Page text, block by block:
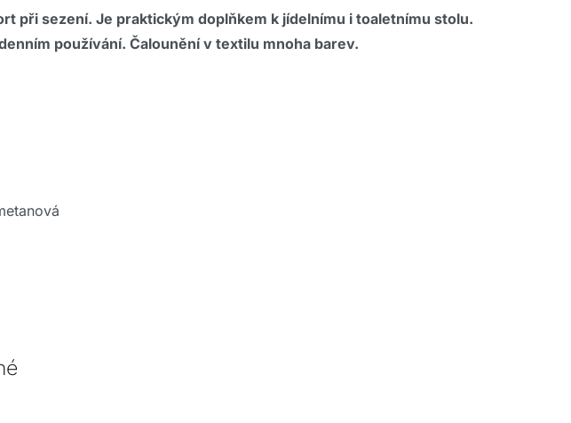
při sezení. Je praktickým doplňkem k jídelnímu i toaletnímu stolu.
používání. Čalounění v textilu mnoha barev.